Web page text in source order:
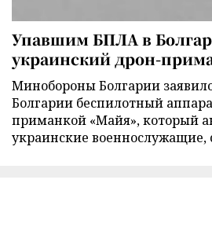
Упавшим БПЛА в
украинский дрон-
Минобороны Болгарии
Болгарии беспилотный
приманкой «Майя», который
украинские военнослужащие,